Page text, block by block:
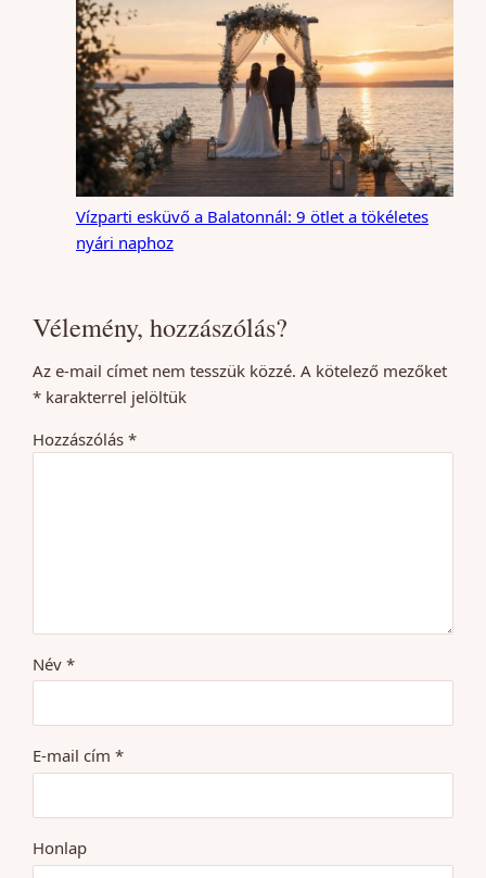
Vízparti esküvő a Balatonnál: 9 ötlet a tökéletes
nyári naphoz
Vélemény, hozzászólás?
Az e-mail címet nem tesszük közzé. A kötelező mezőket
* karakterrel jelöltük
Hozzászólás *
Név *
E-mail cím *
Honlap